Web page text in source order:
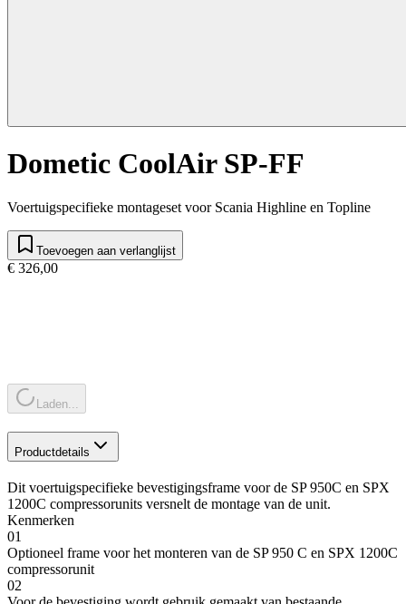
Dometic CoolAir SP-FF
Voertuigspecifieke montageset voor Scania Highline en Topline
Toevoegen aan verlanglijst
€ 326,00
Laden...
Productdetails
Dit voertuigspecifieke bevestigingsframe voor de SP 950C en SPX
1200C compressorunits versnelt de montage van de unit.
Kenmerken
01
Optioneel frame voor het monteren van de SP 950 C en SPX 1200C
compressorunit
02